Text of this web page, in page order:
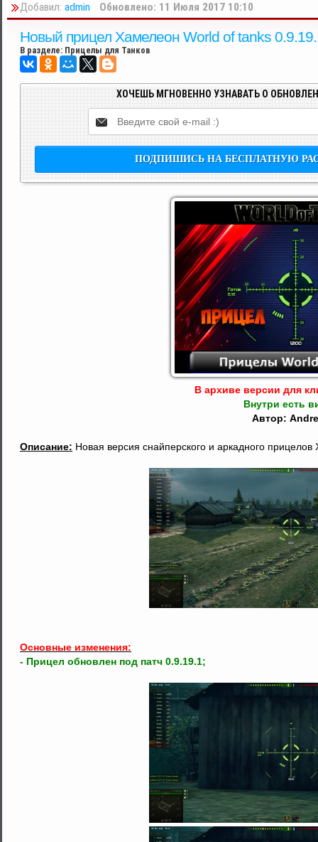
Добавил: admin Обновлено: 11 Июля 2017 10:10
Новый прицел Хамелеон World of tanks
В разделе: Прицелы для Танков
ХОЧЕШЬ МГНОВЕННО УЗНАВАТЬ О
В архиве версии для
Внутри есть
Автор:
Описание: Новая версия снайперского и аркадного
Основные изменения:
- Прицел обновлен под патч 0.9.19.1;